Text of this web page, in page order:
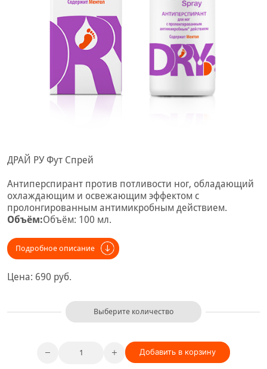
ДРАЙ РУ Фут Спрей
Антиперспирант против потливости ног, обладающий
охлаждающим и освежающим эффектом с
пролонгированным антимикробным действием.
Объём:Объём: 100 мл.
Подробное описание
Цена: 690 руб.
Выберите количество
Добавить в корзину